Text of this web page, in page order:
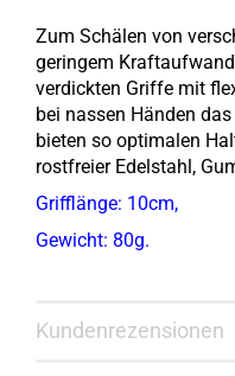
Zum Schälen von
geringem
verdickten Griffe mit
bei nassen Händen
bieten so optimalen
rostfreier Edelstahl,
Grifflänge: 10cm,
Gewicht: 80g.
Kundenrezensionen